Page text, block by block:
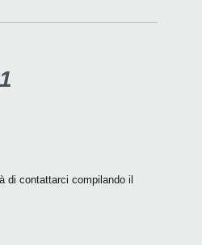
di contattarci compilando il